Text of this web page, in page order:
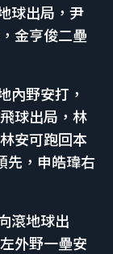
球出局，尹
金亨俊二壘
內野安打，
球出局，林
安可跑回本
先，申皓瑋右
滾地球出
外野一壘安